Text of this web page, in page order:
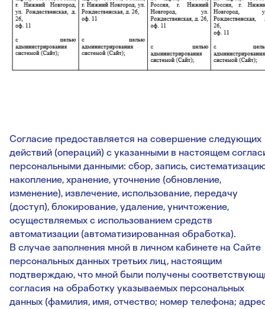
Согласие предоставляется на совершение следующих
действий (операций) с указанными в настоящем
персональными данными: сбор, запись,
накопление, хранение, уточнение (обновление,
изменение), извлечение, использование, передачу
(доступ), блокирование, удаление, уничтожение,
осуществляемых с использованием средств
автоматизации (автоматизированная обработка).
В случае заполнения мной в личном кабинете на Сайте
персональных данных третьих лиц, настоящим
подтверждаю, что мной были получены
согласия на обработку указываемых персональных
данных (фамилия, имя, отчество; номер телефона;